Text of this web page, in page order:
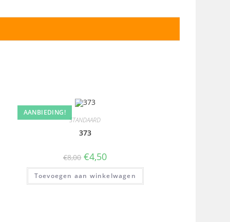
AANBIEDING!
STANDAARD
373
€8,00 €4,50
Toevoegen aan winkelwagen